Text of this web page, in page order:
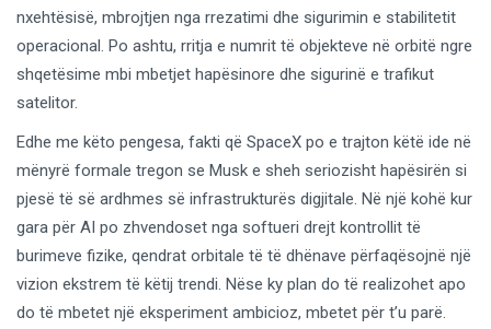
nxehtësisë, mbrojtjen nga rrezatimi dhe sigurimin e stabilitetit
operacional. Po ashtu, rritja e numrit të objekteve në orbitë ngre
shqetësime mbi mbetjet hapësinore dhe sigurinë e trafikut
satelitor.
Edhe me këto pengesa, fakti që SpaceX po e trajton këtë ide në
mënyrë formale tregon se Musk e sheh seriozisht hapësirën si
pjesë të së ardhmes së infrastrukturës digjitale. Në një kohë kur
gara për AI po zhvendoset nga softueri drejt kontrollit të
burimeve fizike, qendrat orbitale të të dhënave përfaqësojnë një
vizion ekstrem të këtij trendi. Nëse ky plan do të realizohet apo
do të mbetet një eksperiment ambicioz, mbetet për t’u parë.